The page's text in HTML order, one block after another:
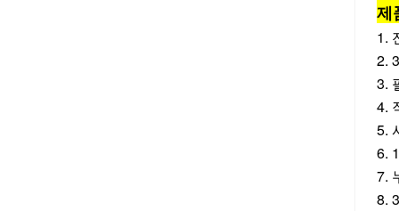
제
1.
2.
3.
4.
5.
6.
7.
8.